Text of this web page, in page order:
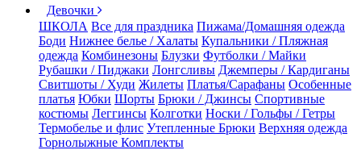
Девочки
ШКОЛА Все для праздника Пижама/Домашняя одежда
Боди Нижнее белье / Халаты Купальники / Пляжная
одежда Комбинезоны Блузки Футболки / Майки
Рубашки / Пиджаки Лонгсливы Джемперы / Кардиганы
Свитшоты / Худи Жилеты Платья/Сарафаны Особенные
платья Юбки Шорты Брюки / Джинсы Спортивные
костюмы Леггинсы Колготки Носки / Гольфы / Гетры
Термобелье и флис Утепленные Брюки Верхняя одежда
Горнолыжные Комплекты